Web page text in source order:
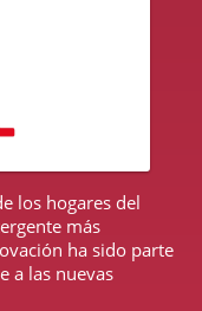
los hogares del
más
ha sido parte
a las nuevas